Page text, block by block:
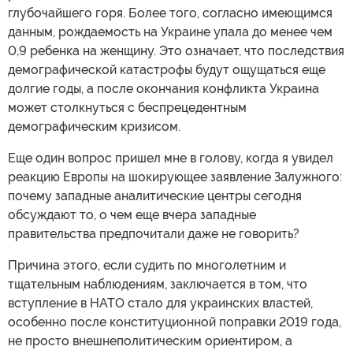
глубочайшего горя. Более того, согласно имеющимся
данным, рождаемость на Украине упала до менее чем
0,9 ребенка на женщину. Это означает, что последствия
демографической катастрофы будут ощущаться еще
долгие годы, а после окончания конфликта Украина
может столкнуться с беспрецедентным
демографическим кризисом.
Еще один вопрос пришел мне в голову, когда я увидел
реакцию Европы на шокирующее заявление Залужного:
почему западные аналитические центры сегодня
обсуждают то, о чем еще вчера западные
правительства предпочитали даже не говорить?
Причина этого, если судить по многолетним и
тщательным наблюдениям, заключается в том, что
вступление в НАТО стало для украинских властей,
особенно после конституционной поправки 2019 года,
не просто внешнеполитическим ориентиром, а